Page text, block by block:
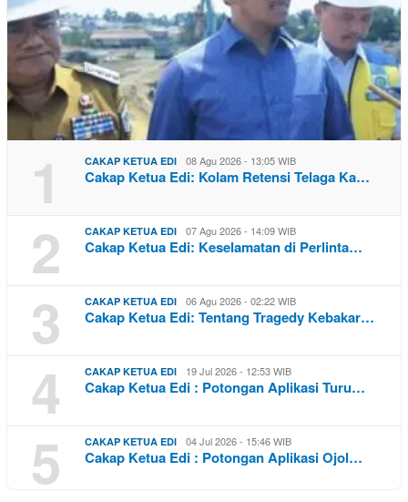
1 CAKAP KETUA EDI 08 Agu 2026 - 13:05 WIB
Cakap Ketua Edi: Kolam Retensi Telaga Ka…
2 CAKAP KETUA EDI 07 Agu 2026 - 14:09 WIB
Cakap Ketua Edi: Keselamatan di Perlinta…
3 CAKAP KETUA EDI 06 Agu 2026 - 02:22 WIB
Cakap Ketua Edi: Tentang Tragedy Kebakar…
4 CAKAP KETUA EDI 19 Jul 2026 - 12:53 WIB
Cakap Ketua Edi : Potongan Aplikasi Turu…
5 CAKAP KETUA EDI 04 Jul 2026 - 15:46 WIB
Cakap Ketua Edi : Potongan Aplikasi Ojol…